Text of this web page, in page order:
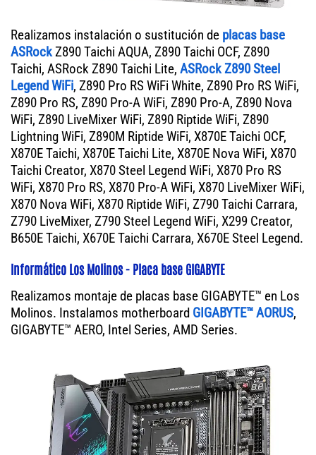
Realizamos instalación o sustitución de placas base
ASRockZ890 Taichi AQUA, Z890 Taichi OCF, Z890
Taichi, ASRock Z890 Taichi Lite, ASRock Z890 Steel
Legend WiFi, Z890 Pro RS WiFi White, Z890 Pro RS WiFi,
Z890 Pro RS, Z890 Pro-A WiFi, Z890 Pro-A, Z890 Nova
WiFi, Z890 LiveMixer WiFi, Z890 Riptide WiFi, Z890
Lightning WiFi, Z890M Riptide WiFi, X870E Taichi OCF,
X870E Taichi, X870E Taichi Lite, X870E Nova WiFi, X870
Taichi Creator, X870 Steel Legend WiFi, X870 Pro RS
WiFi, X870 Pro RS, X870 Pro-A WiFi, X870 LiveMixer WiFi,
X870 Nova WiFi, X870 Riptide WiFi, Z790 Taichi Carrara,
Z790 LiveMixer, Z790 Steel Legend WiFi, X299 Creator,
B650E Taichi, X670E Taichi Carrara, X670E Steel Legend.
Informático Los Molinos - Placa base GIGABYTE
Realizamos montaje de placas base GIGABYTE™ en Los
Molinos. Instalamos motherboard GIGABYTE™ AORUS,
GIGABYTE™ AERO, Intel Series, AMD Series.